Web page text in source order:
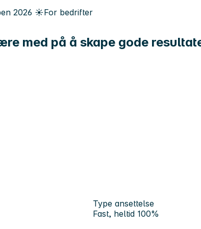
2026 ☀️For bedrifter
med på å skape gode
Type ansettelse
Fast, heltid 100%